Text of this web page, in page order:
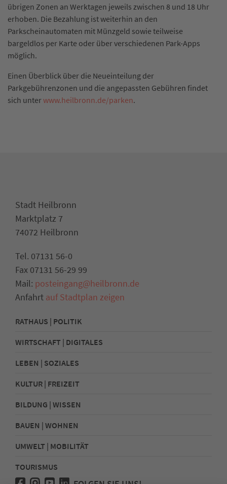
übrigen Zonen an Werktagen jeweils zwischen 8 und 18 Uhr
erhoben. Die Bezahlung ist weiterhin an den
Parkscheinautomaten mit Münzgeld sowie teilweise
bargeldlos per Karte oder über verschiedenen Park-Apps
möglich.
Einen Überblick über die Neueinteilung der
Parkgebührenzonen und die angepassten Gebühren findet
sich unterwww.heilbronn.de/parken.
Stadt Heilbronn
Marktplatz 7
74072 Heilbronn
Tel. 07131 56-0
Fax 07131 56-29 99
Mail: posteingang@heilbronn.de
Anfahrt auf Stadtplan zeigen
RATHAUS | POLITIK
WIRTSCHAFT | DIGITALES
LEBEN | SOZIALES
KULTUR | FREIZEIT
BILDUNG | WISSEN
BAUEN | WOHNEN
UMWELT | MOBILITÄT
TOURISMUS